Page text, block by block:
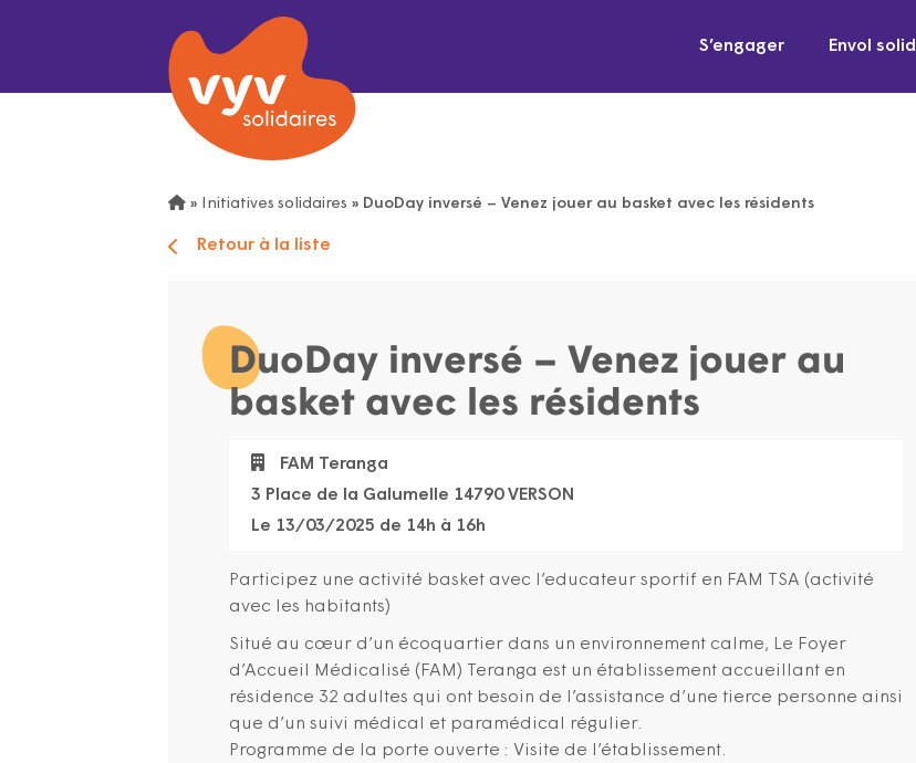
S’engager Envol
» Initiatives solidaires » DuoDay inversé – Venez jouer au basket avec les résidents
Retour à la liste
DuoDay inversé – Venez jouer au
basket avec les résidents
FAM Teranga
3 Place de la Galumelle 14790 VERSON
Le 13/03/2025 de 14h à 16h
Participez une activité basket avec l’educateur sportif en FAM TSA (activité
avec les habitants)
Situé au cœur d’un écoquartier dans un environnement calme, Le Foyer
d’Accueil Médicalisé (FAM) Teranga est un établissement accueillant en
résidence 32 adultes qui ont besoin de l’assistance d’une tierce personne ainsi
que d’un suivi médical et paramédical régulier.
Programme de la porte ouverte : Visite de l’établissement.